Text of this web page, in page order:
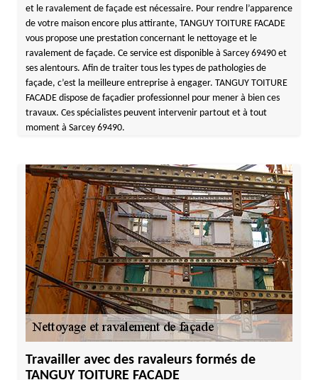
et le ravalement de façade est nécessaire. Pour rendre l’apparence
de votre maison encore plus attirante, TANGUY TOITURE FACADE
vous propose une prestation concernant le nettoyage et le
ravalement de façade. Ce service est disponible à Sarcey 69490 et
ses alentours. Afin de traiter tous les types de pathologies de
façade, c’est la meilleure entreprise à engager. TANGUY TOITURE
FACADE dispose de façadier professionnel pour mener à bien ces
travaux. Ces spécialistes peuvent intervenir partout et à tout
moment à Sarcey 69490.
Travailler avec des ravaleurs formés de
TANGUY TOITURE FACADE